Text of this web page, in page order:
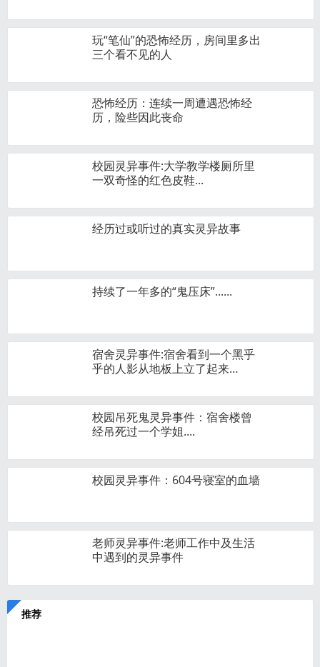
玩“笔仙”的恐怖经历，房间里多出
三个看不见的人
恐怖经历：连续一周遭遇恐怖经
历，险些因此丧命
校园灵异事件:大学教学楼厕所里
一双奇怪的红色皮鞋...
经历过或听过的真实灵异故事
持续了一年多的“鬼压床”......
宿舍灵异事件:宿舍看到一个黑乎
乎的人影从地板上立了起来…
校园吊死鬼灵异事件：宿舍楼曾
经吊死过一个学姐....
校园灵异事件：604号寝室的血墙
老师灵异事件:老师工作中及生活
中遇到的灵异事件
推荐